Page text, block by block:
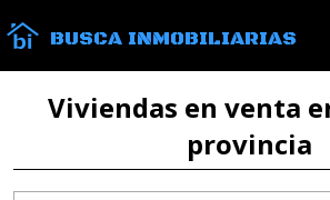
BUSCA INMOBILIARIAS
Viviendas en venta
provincia